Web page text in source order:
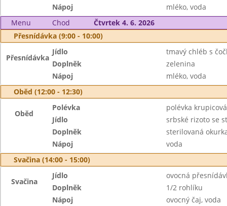
Nápoj
mléko, voda
Menu
Chod
Čtvrtek 4. 6. 2026
Přesnídávka (9:00 - 10:00)
Přesnídávka
Jídlo
tmavý chléb s
Doplněk
zelenina
Nápoj
mléko, voda
Oběd (12:00 - 12:30)
Oběd
Polévka
polévka
Jídlo
srbské rizoto se
Doplněk
sterilovaná
Nápoj
voda
Svačina (14:00 - 15:00)
Svačina
Jídlo
ovocná
Doplněk
1/2 rohlíku
Nápoj
ovocný čaj, voda